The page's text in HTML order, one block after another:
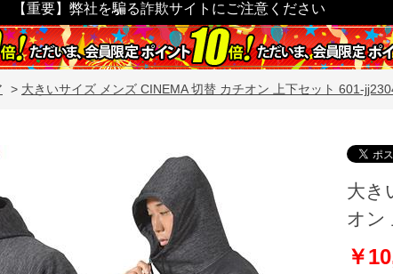
【重要】弊社を騙る詐欺サイトにご注意ください
> 大きいサイズ メンズ CINEMA 切替 カチオン 上下セット 601-
大き
オン
￥